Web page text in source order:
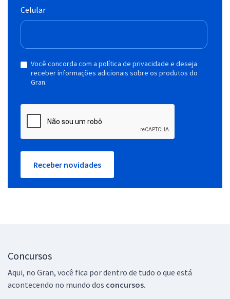
Celular
Você concorda com a política de privacidade e deseja
receber informações adicionais sobre os produtos do
Gran.
Receber novidades
Concursos
Aqui, no Gran, você fica por dentro de tudo o que está
acontecendo no mundo dos concursos.